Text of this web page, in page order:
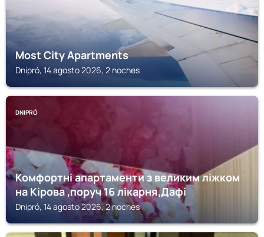
Most City Apartments
Dnipró, 14 agosto 2026, 2 noches
DNIPRÓ
Комфортні апартаменти з великим ліжком
на Кірова ,поруч 16 лікарня,Дафі
Dnipró, 14 agosto 2026, 2 noches